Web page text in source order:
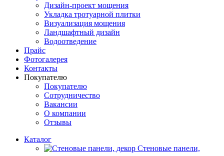
Дизайн-проект мощения
Укладка тротуарной плитки
Визуализация мощения
Ландшафтный дизайн
Водоотведение
Прайс
Фотогалерея
Контакты
Покупателю
Покупателю
Сотрудничество
Вакансии
О компании
Отзывы
Каталог
Стеновые панели,